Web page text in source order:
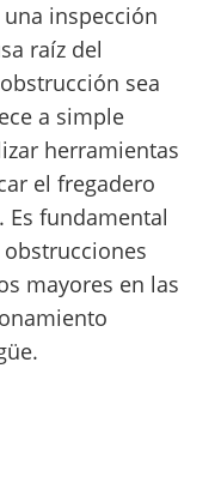
inspección
raíz del
sea
a simple
herramientas
el fregadero
Es fundamental
mayores en las